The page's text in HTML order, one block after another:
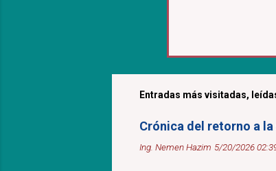
Entradas más visitadas,
Crónica del retorno a la
Ing. Nemen Hazim 5/20/2026